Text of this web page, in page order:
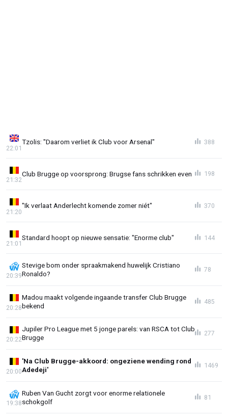
Tzolis: "Daarom verliet ik Club voor Arsenal"
22:01
388
Club Brugge op voorsprong: Brugse fans schrikken even
21:32
198
"Ik verlaat Anderlecht komende zomer niét"
21:20
370
Standard hoopt op nieuwe sensatie: "Enorme club"
21:01
144
Stevige bom onder spraakmakend huwelijk Cristiano
Ronaldo?
20:39
78
Madou maakt volgende ingaande transfer Club Brugge
bekend
20:28
485
Jupiler Pro League met 5 jonge parels: van RSCA tot Club
Brugge
20:22
277
'Na Club Brugge-akkoord: ongeziene wending rond
Adedeji'
20:00
1469
Ruben Van Gucht zorgt voor enorme relationele
schokgolf
19:38
81